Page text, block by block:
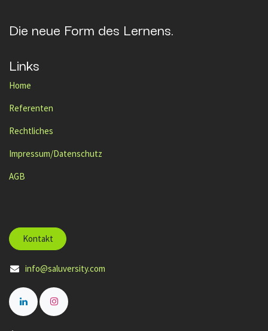
Die neue Form des Lernens.
Links
Home
Referenten
Rechtliches
Impressum/Datenschutz
AGB
Kontakt
info@saluversity.com